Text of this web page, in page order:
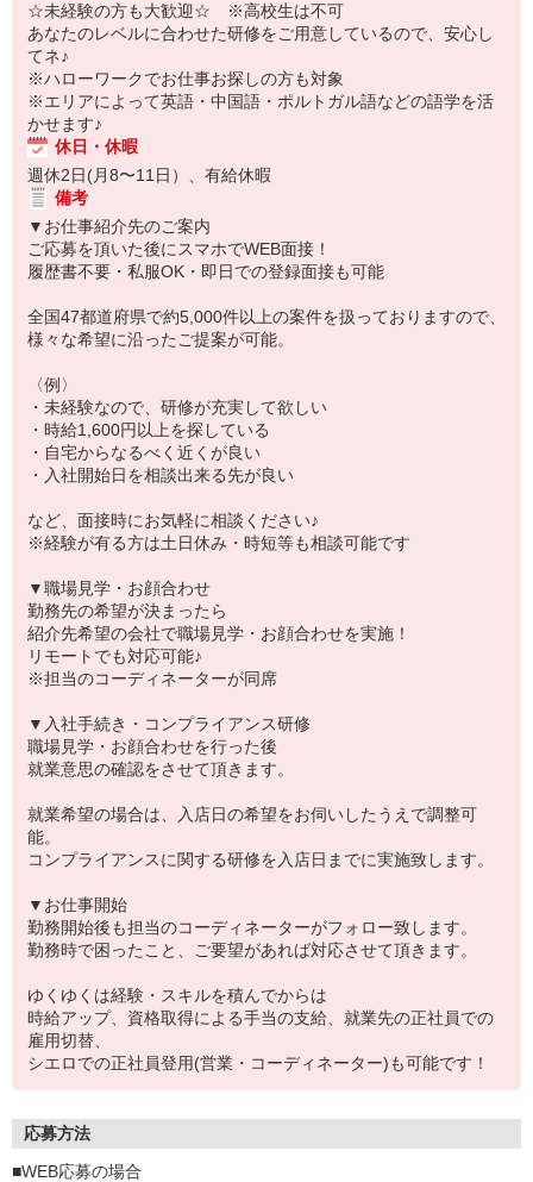
☆未経験の方も大歓迎☆ ※高校生は不可
あなたのレベルに合わせた研修をご用意しているので、安心し
てネ♪
※ハローワークでお仕事お探しの方も対象
※エリアによって英語・中国語・ポルトガル語などの語学を活
かせます♪
休日・休暇
週休2日(月8〜11日）、有給休暇
備考
▼お仕事紹介先のご案内
ご応募を頂いた後にスマホでWEB面接！
履歴書不要・私服OK・即日での登録面接も可能
全国47都道府県で約5,000件以上の案件を扱っておりますので、
様々な希望に沿ったご提案が可能。
〈例〉
・未経験なので、研修が充実して欲しい
・時給1,600円以上を探している
・自宅からなるべく近くが良い
・入社開始日を相談出来る先が良い
など、面接時にお気軽に相談ください♪
※経験が有る方は土日休み・時短等も相談可能です
▼職場見学・お顔合わせ
勤務先の希望が決まったら
紹介先希望の会社で職場見学・お顔合わせを実施！
リモートでも対応可能♪
※担当のコーディネーターが同席
▼入社手続き・コンプライアンス研修
職場見学・お顔合わせを行った後
就業意思の確認をさせて頂きます。
就業希望の場合は、入店日の希望をお伺いしたうえで調整可
能。
コンプライアンスに関する研修を入店日までに実施致します。
▼お仕事開始
勤務開始後も担当のコーディネーターがフォロー致します。
勤務時で困ったこと、ご要望があれば対応させて頂きます。
ゆくゆくは経験・スキルを積んでからは
時給アップ、資格取得による手当の支給、就業先の正社員での
雇用切替、
シエロでの正社員登用(営業・コーディネーター)も可能です！
応募方法
■WEB応募の場合